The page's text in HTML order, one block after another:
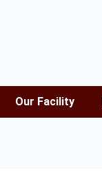
Our Facility